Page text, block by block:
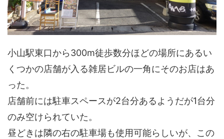
小山駅東口から300m徒歩数分ほどの場所にあるい
くつかの店舗が入る雑居ビルの一角にそのお店はあ
った。
店舗前には駐車スペースが2台分あるようだが1台分
のみ空けられていた。
昼どきは隣の右の駐車場も使用可能らしいが、この